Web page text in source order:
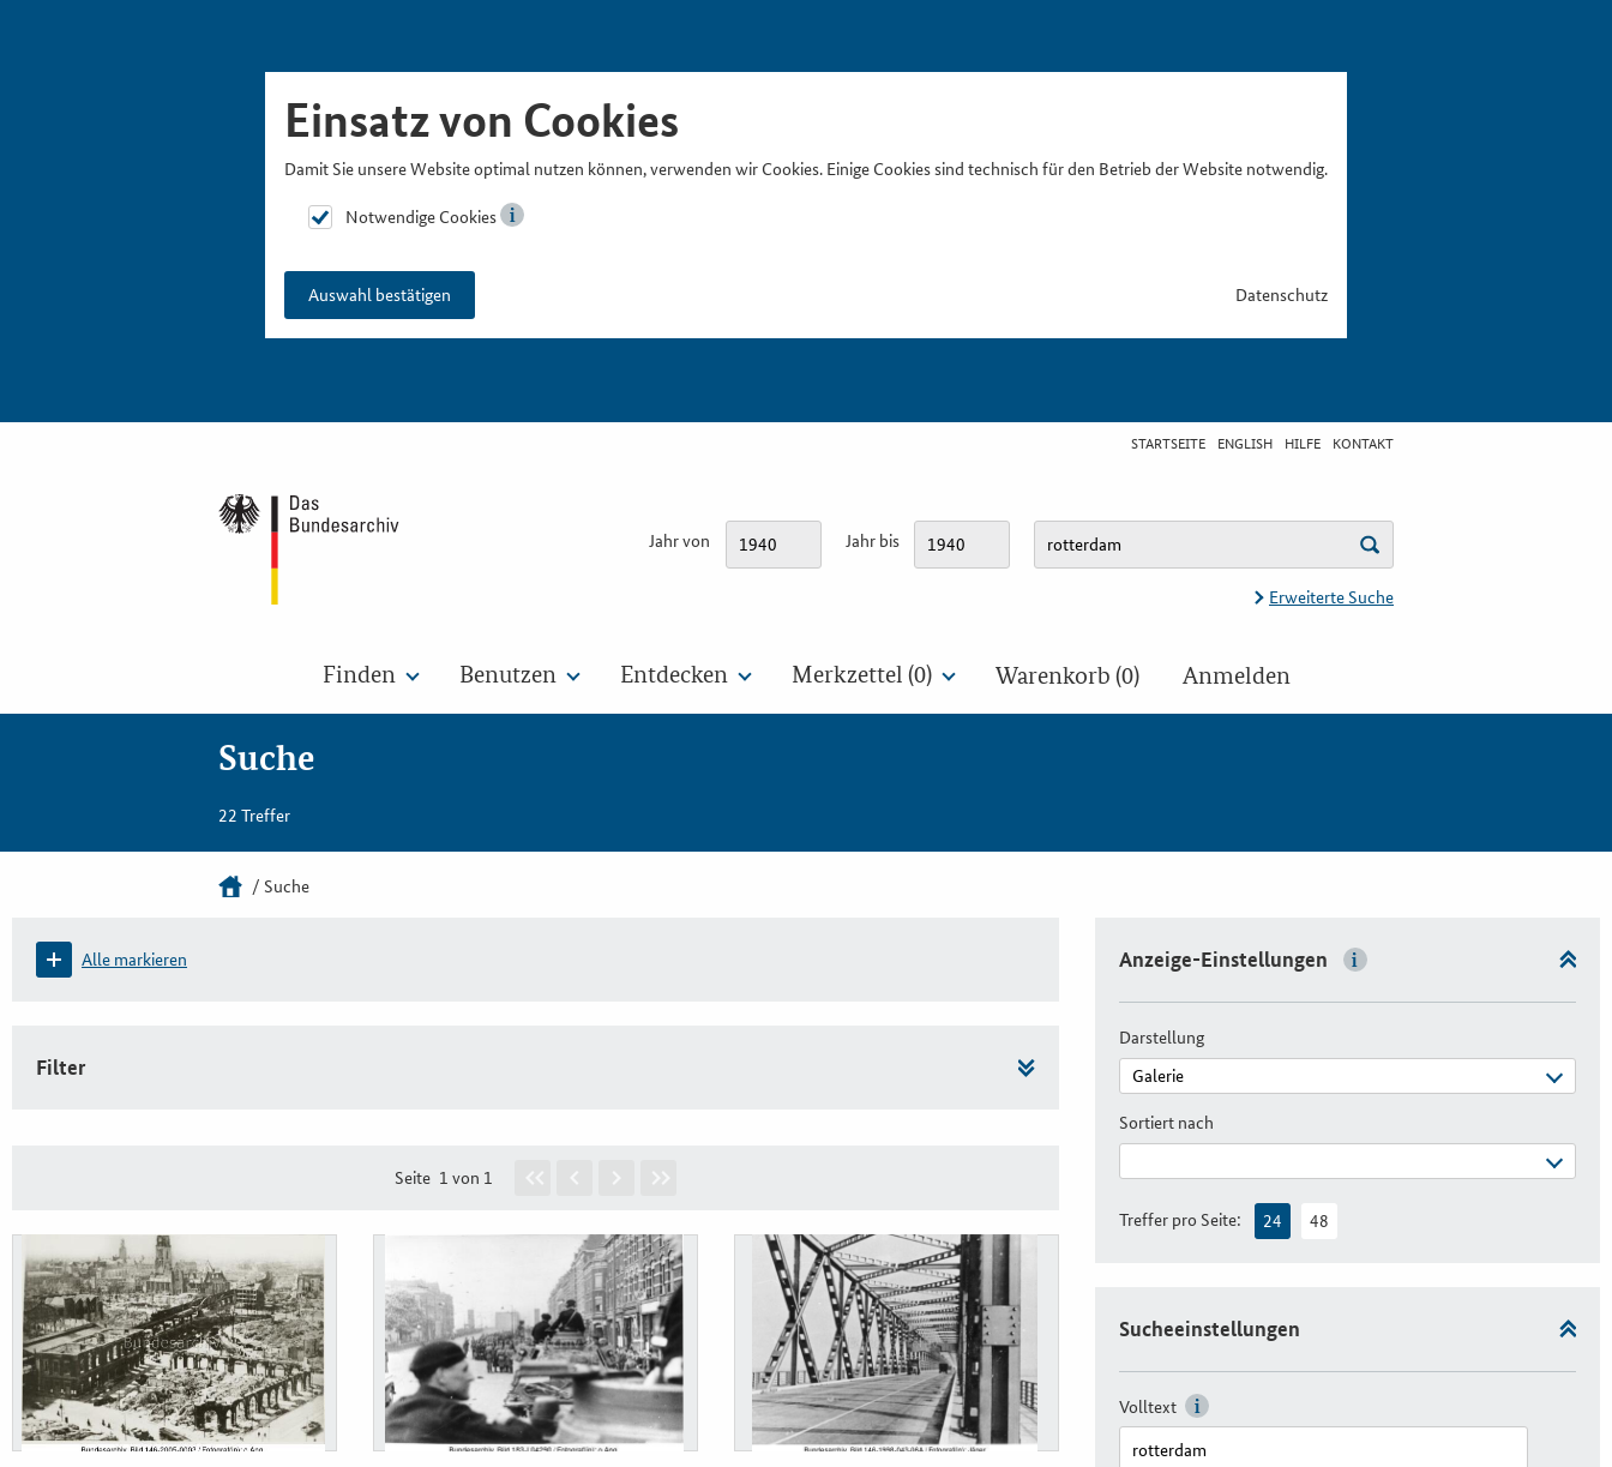
Einsatz von Cookies
Damit Sie unsere Website optimal nutzen können, verwenden wir Cookies. Einige Cookies sind technisch für den Betrieb der Website notwendig.
Notwendige Cookies
Auswahl bestätigen Datenschutz
STARTSEITE ENGLISH HILFE KONTAKT
Jahr von Jahr bis
Erweiterte Suche
Finden Benutzen Entdecken Merkzettel (0) Warenkorb (0) Anmelden
Suche
22 Treffer
Suche
Alle markieren
Filter
Seite 1 von 1
Anzeige-Einstellungen
Darstellung
Sortiert nach
Treffer pro Seite: 24 48
Sucheeinstellungen
Volltext